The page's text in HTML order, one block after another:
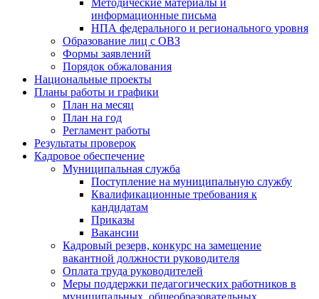
Методические материалы и
информационные письма
НПА федерального и регионального уровня
Образование лиц с ОВЗ
Формы заявлений
Порядок обжалования
Национальные проекты
Планы работы и графики
План на месяц
План на год
Регламент работы
Результаты проверок
Кадровое обеспечение
Муниципальная служба
Поступление на муниципальную службу
Квалификационные требования к
кандидатам
Приказы
Вакансии
Кадровый резерв, конкурс на замещение
вакантной должности руководителя
Оплата труда руководителей
Меры поддержки педагогических работников в